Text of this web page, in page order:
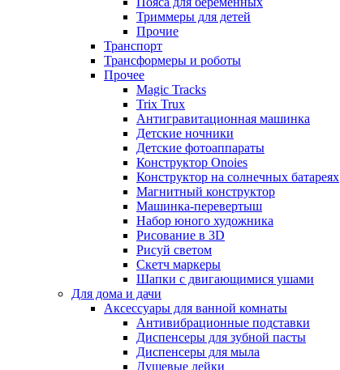
Триммеры для детей
Прочие
Транспорт
Трансформеры и роботы
Прочее
Magic Tracks
Trix Trux
Антигравитационная машинка
Детские ночники
Детские фотоаппараты
Конструктор Onoies
Конструктор на солнечных батареях
Магнитный конструктор
Машинка-перевертыш
Набор юного художника
Рисование в 3D
Рисуй светом
Скетч маркеры
Шапки с двигающимися ушами
Для дома и дачи
Аксессуары для ванной комнаты
Антивибрационные подставки
Диспенсеры для зубной пасты
Диспенсеры для мыла
Душевые лейки